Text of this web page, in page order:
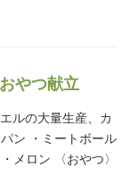
やつ献立
ルの大量生産、カ
ン ・ミートボール
メロン 〈おやつ〉